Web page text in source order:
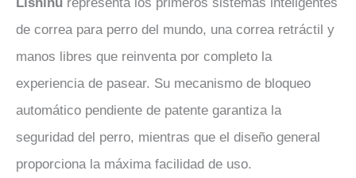
Lishinu representa los primeros sistemas inteligentes
de correa para perro del mundo, una correa retráctil y
manos libres que reinventa por completo la
experiencia de pasear. Su mecanismo de bloqueo
automático pendiente de patente garantiza la
seguridad del perro, mientras que el diseño general
proporciona la máxima facilidad de uso.